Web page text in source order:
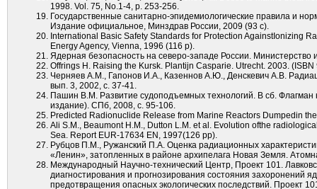
1998. Vol. 75, No.1-4, p. 253-256.
Государственные санитарно-эпидемиологические правила и
Издание официальное, Минздрав России, 2009 (93 с).
International Basic Safety Standards for Protection AgainstIonizing
Energy Agency, Vienna, 1996 (116 p).
Ядерная безопасность на северо-западе России. Министерство
Offrings H. Raising the Kursk. Plantijn Casparie. Utrecht. 2003.
Черняев А.М., Гапонов И.А., Казеннов А.Ю., Денскевич А.В.
вып. 3, 2002, с. 37-41.
Пашин В.М. Развитие судоподъемных технологий. В сб.
издание). СПб, 2008, с. 95-106.
Predicted Radionuclide Release from Marine Reactors Dumpedin
Ali S.M., Beaumont H.M., Dutton L.M. et al. Evolution ofthe
Sea. Report EUR-17634 EN, 1997(126 pp).
Рубцов П.М., Ружанский П.А. Оценка радиационных
«Ленин», затопленных в районе архипелага Новая Земля.
Международный Научно-технический Центр, Проект 101.
диагностирования и прогнозирования состояния захоронений
предотвращения опасных экологических последствий. Проект